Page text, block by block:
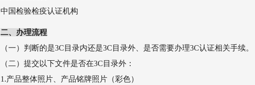
中国检验检疫认证机构
二、办理流程
（一）判断的是3C目录内还是3C目录外、是否需要办理3C认证相关手续。
（二）提交以下文件是否在3C目录外：
1.产品整体照片、产品铭牌照片（彩色）